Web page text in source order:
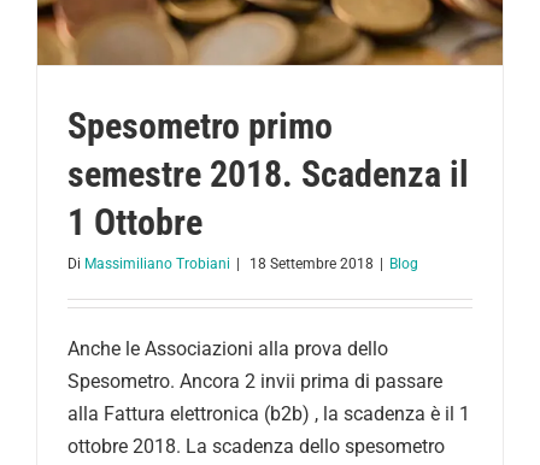
Spesometro primo
semestre 2018. Scadenza il
1 Ottobre
Di Massimiliano Trobiani | 18 Settembre 2018 | Blog
Anche le Associazioni alla prova dello
Spesometro. Ancora 2 invii prima di passare
alla Fattura elettronica (b2b) , la scadenza è il 1
ottobre 2018. La scadenza dello spesometro